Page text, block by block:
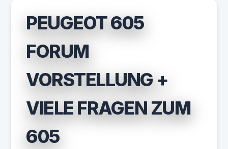
PEUGEOT 605
FORUM
VORSTELLUNG +
VIELE FRAGEN ZUM
605